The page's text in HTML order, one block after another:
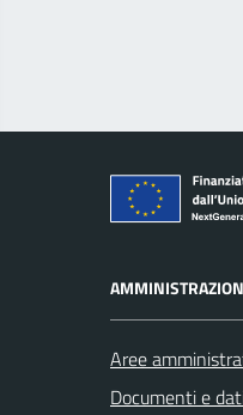
Aree
Documenti e